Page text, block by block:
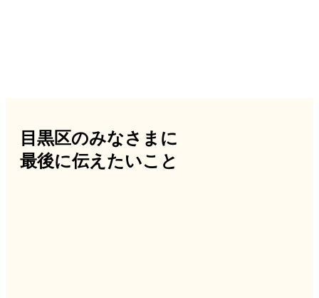
目黒区のみなさまに
最後に伝えたいこと